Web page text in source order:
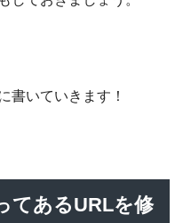
書いていきます！
てあるURLを修